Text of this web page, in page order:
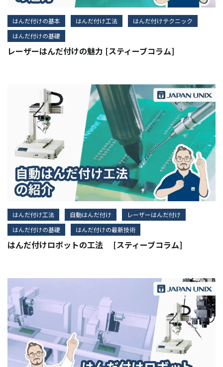
はんだ付けの基本 はんだ付け工法
はんだ付けテクニック
はんだ付けの基礎
レーザーはんだ付けの魅力 [スティーブコラム]
はんだ付け工法 自動はんだ付け
レーザーはんだ付け
はんだ付けの基礎
はんだ付けの最新技術
はんだ付けロボットの工法 [スティーブコラム]